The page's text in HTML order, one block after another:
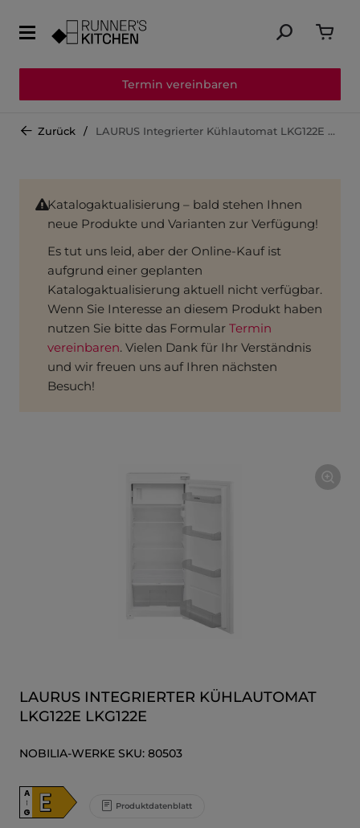
Termin vereinbaren
Zurück LAURUS Integrierter Kühlautomat LKG122E LKG122E
Katalogaktualisierung – bald stehen Ihnen
neue Produkte und Varianten zur Verfügung!
Es tut uns leid, aber der Online-Kauf ist
aufgrund einer geplanten
Katalogaktualisierung aktuell nicht verfügbar.
Wenn Sie Interesse an diesem Produkt haben
nutzen Sie bitte das Formular Termin
vereinbaren. Vielen Dank für Ihr Verständnis
und wir freuen uns auf Ihren nächsten
Besuch!
LAURUS INTEGRIERTER KÜHLAUTOMAT
LKG122E LKG122E
NOBILIA-WERKE SKU: 80503
A
↑
G
E Produktdatenblatt